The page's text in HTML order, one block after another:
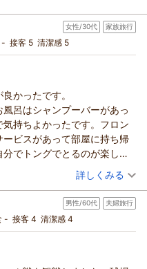
女性/30代 家族旅行
- 接客 5 清潔感 5
かったです。
呂はシャンプーバーがあっ
持ちよかったです。フロン
ービスがあって部屋に持ち帰
でトングでとるのが楽しそ
、居酒屋などたくさん周り
（投稿日：2026/08/01）
ラン】［食事なし］ 小学生以下な
に。
ツイン 食事なし
たり/税込)
詳しくみる
男性/60代 夫婦旅行
- 接客 4 清潔感 4